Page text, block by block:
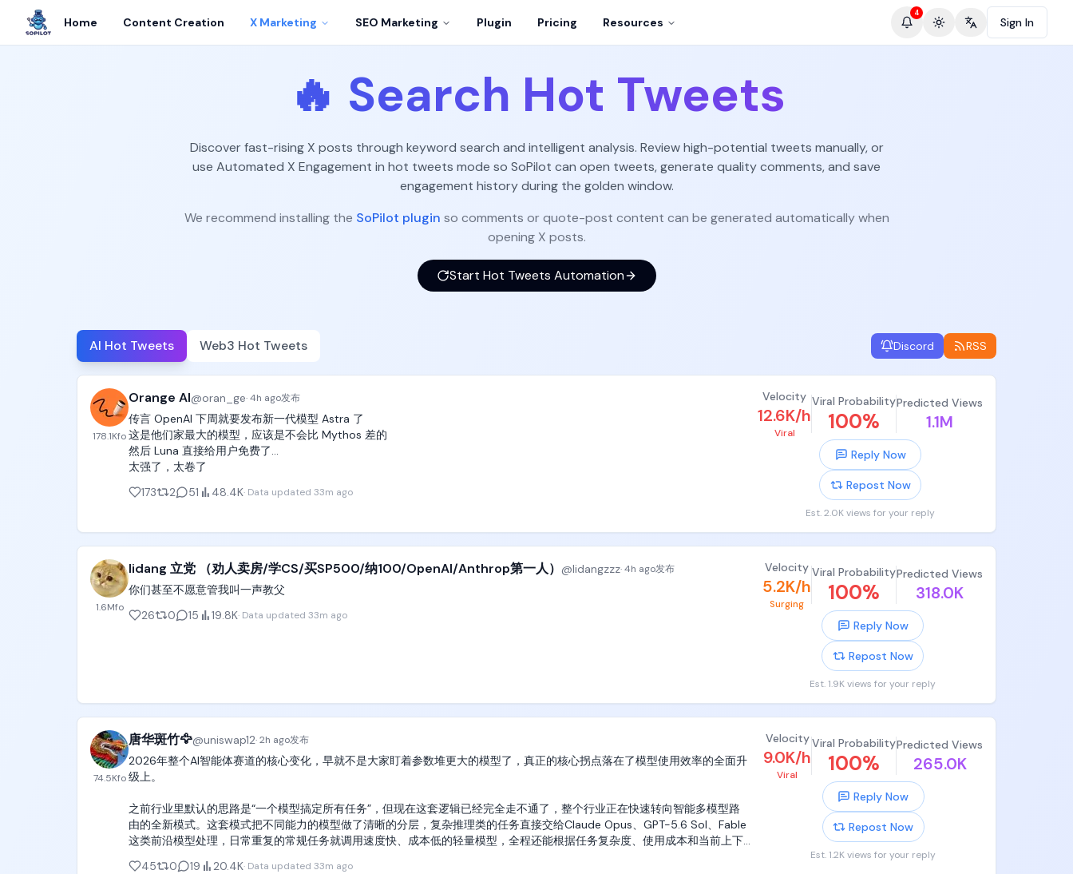
Home Content Creation X Marketing SEO Marketing Plugin Pricing Resources
4
Toggle theme
Change language
Sign In
🔥 Search Hot Tweets
Discover fast-rising X posts through keyword search and intelligent analysis. Review high-potential tweets manually, or
use Automated X Engagement in hot tweets mode so SoPilot can open tweets, generate quality comments, and save
engagement history during the golden window.
We recommend installing the SoPilot plugin so comments or quote-post content can be generated automatically when
opening X posts.
Start Hot Tweets Automation
AI Hot Tweets Web3 Hot Tweets Discord RSS
178.1Kfo
Orange AI@oran_ge·4h ago发布
传言 OpenAI 下周就要发布新一代模型 Astra 了
这是他们家最大的模型，应该是不会比 Mythos 差的
然后 Luna 直接给用户免费了...
太强了，太卷了
173
2 51 48.4K· Data updated 33m ago
Velocity
12.6K/h
Viral
Viral Probability
100%
Predicted Views
1.1M
Reply Now
Repost Now
Est. 2.0K views for your reply
1.6Mfo
lidang 立党 （劝人卖房/学CS/买SP500/纳100/OpenAI/Anthrop第一人） @lidangzzz·4h ago发布
你们甚至不愿意管我叫一声教父
26
0 15 19.8K· Data updated 33m ago
Velocity
5.2K/h
Surging
Viral Probability
100%
Predicted Views
318.0K
Reply Now
Repost Now
Est. 1.9K views for your reply
74.5Kfo
唐华斑竹🦅@uniswap12·2h ago发布
2026年整个AI智能体赛道的核心变化，早就不是大家盯着参数堆更大的模型了，真正的核心拐点落在了模型使用效率的全面升
级上。
之前行业里默认的思路是“一个模型搞定所有任务”，但现在这套逻辑已经完全走不通了，整个行业正在快速转向智能多模型路
由的全新模式。这套模式把不同能力的模型做了清晰的分层，复杂推理类的任务直接交给Claude Opus、GPT-5.6 Sol、Fable
这类前沿模型处理，日常重复的常规任务就调用速度快、成本低的轻量模型，全程还能根据任务复杂度、使用成本和当前上下
45 0 19 20.4K· Data updated 33m ago
Velocity
9.0K/h
Viral
Viral Probability
100%
Predicted Views
265.0K
Reply Now
Repost Now
Est. 1.2K views for your reply